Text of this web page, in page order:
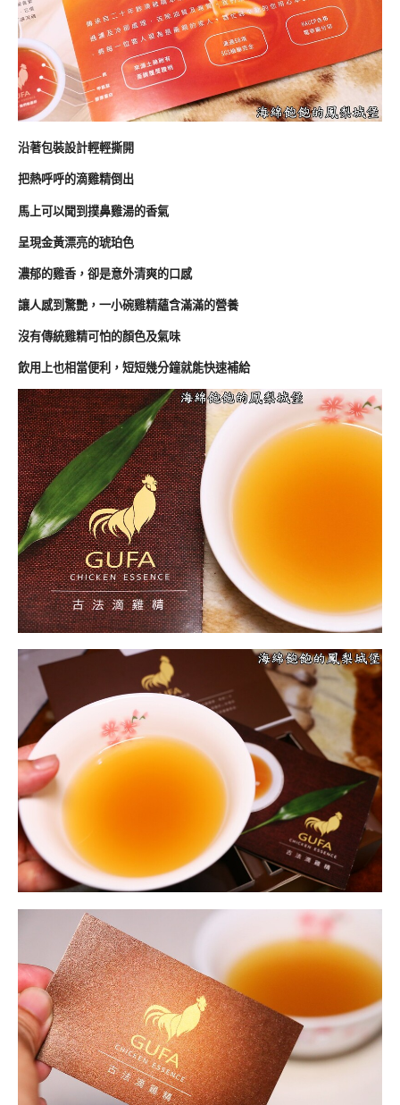
沿著包裝設計輕輕撕開
把熱呼呼的滴雞精倒出
馬上可以聞到撲鼻雞湯的香氣
呈現金黃漂亮的琥珀色
濃郁的雞香，卻是意外清爽的口感
讓人感到驚艷，一小碗雞精蘊含滿滿的營養
沒有傳統雞精可怕的顏色及氣味
飲用上也相當便利，短短幾分鐘就能快速補給